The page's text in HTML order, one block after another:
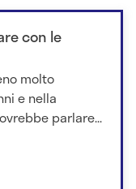
con le
molto
e nella
parlare...